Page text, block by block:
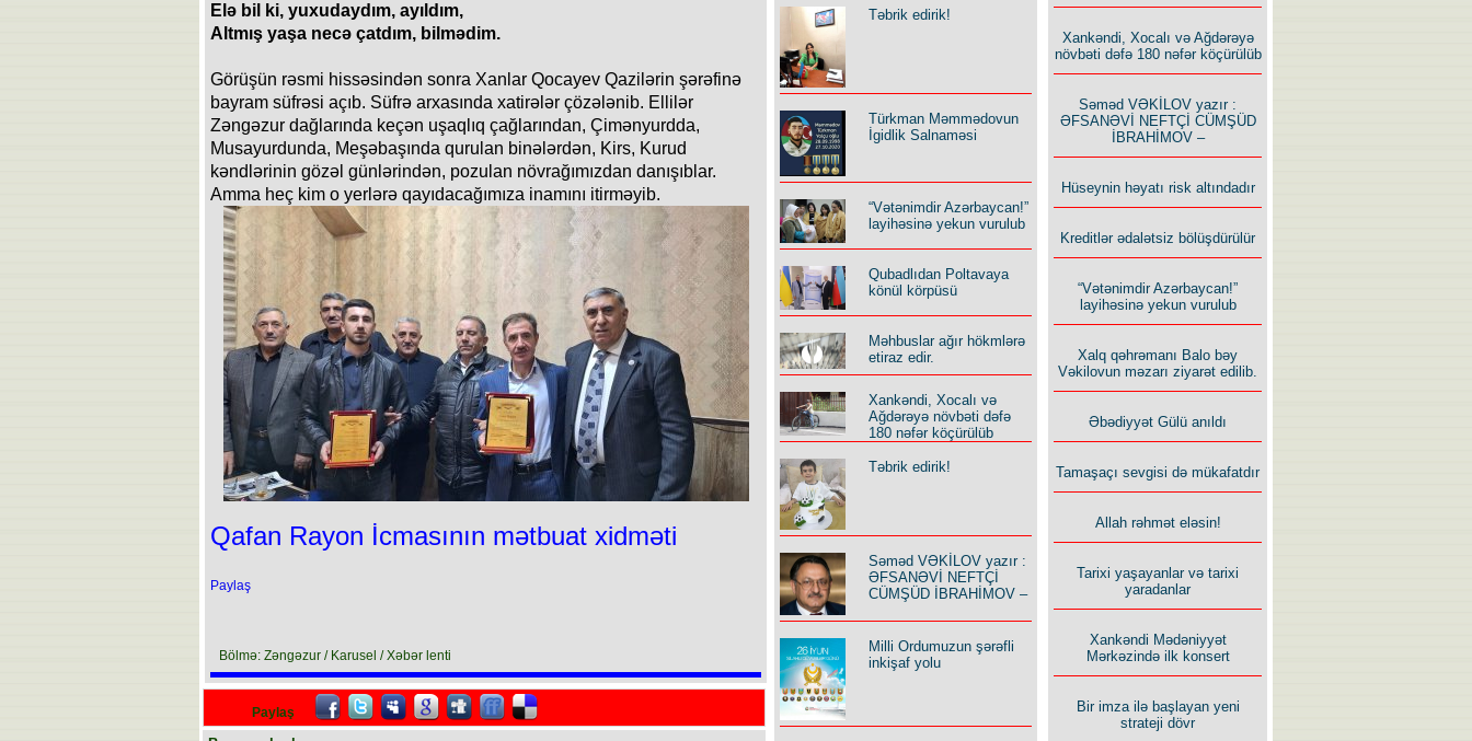
Elə bil ki, yuxudaydım, ayıldım,
Altmış yaşa necə çatdım, bilmədim.
Görüşün rəsmi hissəsindən sonra Xanlar Qocayev Qazilərin şərəfinə
bayram süfrəsi açıb. Süfrə arxasında xatirələr çözələnib. Ellilər
Zəngəzur dağlarında keçən uşaqlıq çağlarından, Çimənyurdda,
Musayurdunda, Meşəbaşında qurulan binələrdən, Kirs, Kurud
kəndlərinin gözəl günlərindən, pozulan növrağımızdan danışıblar.
Amma heç kim o yerlərə qayıdacağımıza inamını itirməyib.
Qafan Rayon İcmasının mətbuat xidməti
Paylaş
Bölmə: Zəngəzur / Karusel / Xəbər lenti
Paylaş
Təbrik edirik!
Türkman Məmmədovun
İgidlik Salnaməsi
“Vətənimdir Azərbaycan!”
layihəsinə yekun vurulub
Qubadlıdan Poltavaya
könül körpüsü
Məhbuslar ağır hökmlərə
etiraz edir.
Xankəndi, Xocalı və
Ağdərəyə növbəti dəfə
180 nəfər köçürülüb
Təbrik edirik!
Səməd VƏKİLOV yazır :
ƏFSANƏVİ NEFTÇİ
CÜMŞÜD İBRAHİMOV –
Milli Ordumuzun şərəfli
inkişaf yolu
Xankəndi, Xocalı və Ağdərəyə
növbəti dəfə 180 nəfər köçürülüb
Səməd VƏKİLOV yazır :
ƏFSANƏVİ NEFTÇİ CÜMŞÜD
İBRAHİMOV –
Hüseynin həyatı risk altındadır
Kreditlər ədalətsiz bölüşdürülür
“Vətənimdir Azərbaycan!”
layihəsinə yekun vurulub
Xalq qəhrəmanı Balo bəy
Vəkilovun məzarı ziyarət edilib.
Əbədiyyət Gülü anıldı
Tamaşaçı sevgisi də mükafatdır
Allah rəhmət eləsin!
Tarixi yaşayanlar və tarixi
yaradanlar
Xankəndi Mədəniyyət
Mərkəzində ilk konsert
Bir imza ilə başlayan yeni
strateji dövr